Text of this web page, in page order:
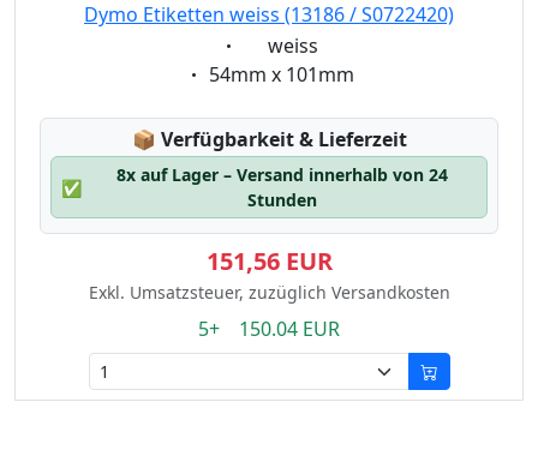
Dymo Etiketten weiss (13186 / S0722420)
Eigenschaft:
weiss
Eigenschaft:
54mm x 101mm
📦 Lagerstatus:
Verfügbarkeit & Lieferzeit
✅
8x auf Lager – Versand innerhalb von 24
Stunden
151,56 EUR
Exkl. Umsatzsteuer, zuzüglich Versandkosten
5+ 150.04 EUR